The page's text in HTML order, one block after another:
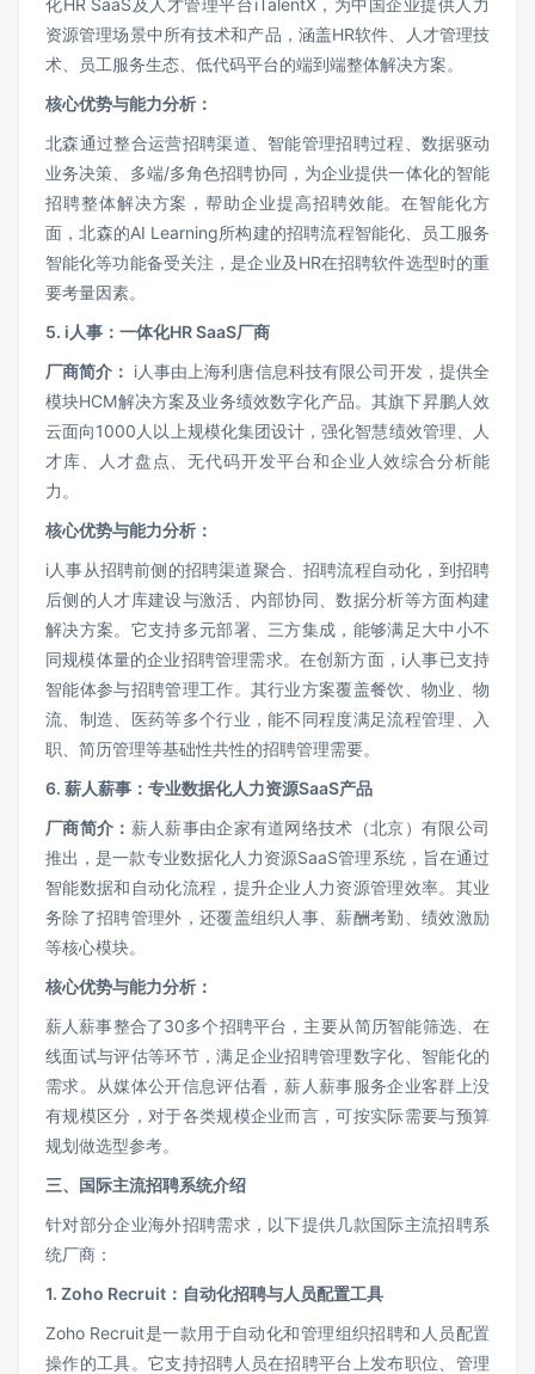
化HR SaaS及人才管理平台iTalentX，为中国企业提供人力
资源管理场景中所有技术和产品，涵盖HR软件、人才管理技
术、员工服务生态、低代码平台的端到端整体解决方案。
核心优势与能力分析：
北森通过整合运营招聘渠道、智能管理招聘过程、数据驱动
业务决策、多端/多角色招聘协同，为企业提供一体化的智能
招聘整体解决方案，帮助企业提高招聘效能。在智能化方
面，北森的AI Learning所构建的招聘流程智能化、员工服务
智能化等功能备受关注，是企业及HR在招聘软件选型时的重
要考量因素。
5. i 人事：一体化HR SaaS厂商
厂商简介： i人事由上海利唐信息科技有限公司开发，提供全
模块HCM解决方案及业务绩效数字化产品。其旗下昇鹏人效
云面向1000人以上规模化集团设计，强化智慧绩效管理、人
才库、人才盘点、无代码开发平台和企业人效综合分析能
力。
核心优势与能力分析：
i人事从招聘前侧的招聘渠道聚合、招聘流程自动化，到招聘
后侧的人才库建设与激活、内部协同、数据分析等方面构建
解决方案。它支持多元部署、三方集成，能够满足大中小不
同规模体量的企业招聘管理需求。在创新方面，i人事已支持
智能体参与招聘管理工作。其行业方案覆盖餐饮、物业、物
流、制造、医药等多个行业，能不同程度满足流程管理、入
职、简历管理等基础性共性的招聘管理需要。
6. 薪人薪事：专业数据化人力资源SaaS产品
厂商简介： 薪人薪事由企家有道网络技术（北京）有限公司
推出，是一款专业数据化人力资源SaaS管理系统，旨在通过
智能数据和自动化流程，提升企业人力资源管理效率。其业
务除了招聘管理外，还覆盖组织人事、薪酬考勤、绩效激励
等核心模块。
核心优势与能力分析：
薪人薪事整合了30多个招聘平台，主要从简历智能筛选、在
线面试与评估等环节，满足企业招聘管理数字化、智能化的
需求。从媒体公开信息评估看，薪人薪事服务企业客群上没
有规模区分，对于各类规模企业而言，可按实际需要与预算
规划做选型参考。
三、国际主流招聘系统介绍
针对部分企业海外招聘需求，以下提供几款国际主流招聘系
统厂商：
1. Zoho Recruit ：自动化招聘与人员配置工具
Zoho Recruit是一款用于自动化和管理组织招聘和人员配置
操作的工具。它支持招聘人员在招聘平台上发布职位、管理